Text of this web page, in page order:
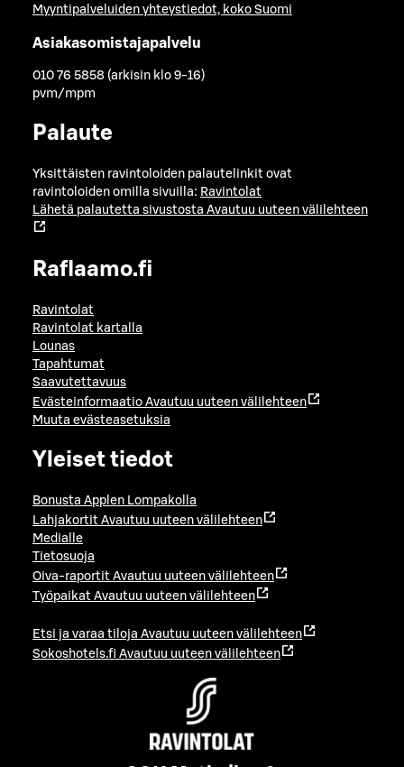
Myyntipalveluiden yhteystiedot, koko Suomi
Asiakasomistajapalvelu
010 76 5858 (arkisin klo 9-16)
pvm/mpm
Palaute
Yksittäisten ravintoloiden palautelinkit ovat
ravintoloiden omilla sivuilla: Ravintolat
Lähetä palautetta sivustosta Avautuu uuteen välilehteen
Raflaamo.fi
Ravintolat
Ravintolat kartalla
Lounas
Tapahtumat
Saavutettavuus
Evästeinformaatio Avautuu uuteen välilehteen
Muuta evästeasetuksia
Yleiset tiedot
Bonusta Applen Lompakolla
Lahjakortit Avautuu uuteen välilehteen
Medialle
Tietosuoja
Oiva-raportit Avautuu uuteen välilehteen
Työpaikat Avautuu uuteen välilehteen
Etsi ja varaa tiloja Avautuu uuteen välilehteen
Sokoshotels.fi Avautuu uuteen välilehteen